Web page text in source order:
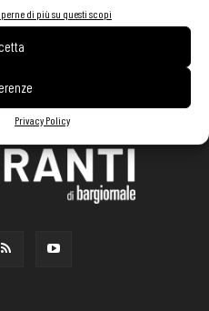
di più su questi scopi
Privacy Policy